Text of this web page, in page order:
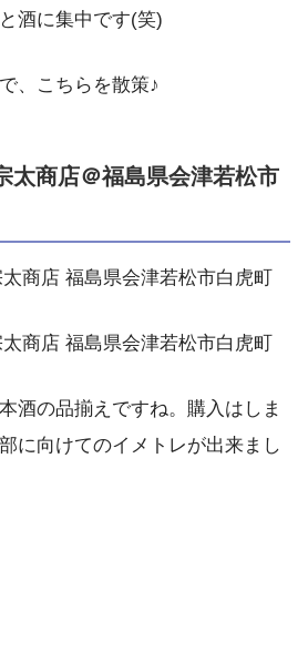
酒に集中です(笑)
、こちらを散策♪
太商店＠福島県会津若松市
酒の品揃えですね。購入はしま
に向けてのイメトレが出来まし